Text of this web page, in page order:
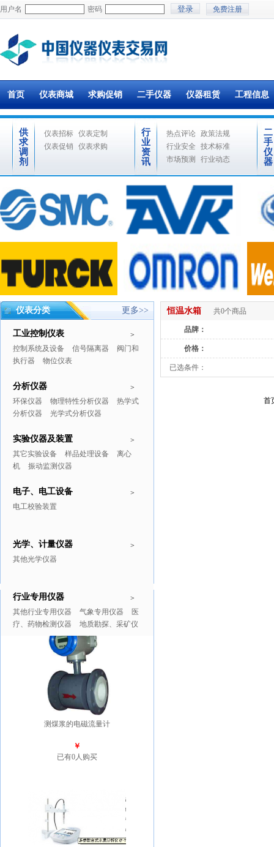
用户名 密码 免费注册
首页 仪表商城 求购促销 二手仪器 仪器租赁 工程信息
供
求
调
剂
仪表招标 仪表定制
仪表促销
仪表求购
行
业
资
讯
热点评论 政策法规
行业安全
技术标准
市场预测
行业动态
二
手
仪
器
仪表分类 更多>>
>
工业控制仪表
控制系统及设备 信号隔离器
阀门和
执行器
物位仪表
>
分析仪器
环保仪器 物理特性分析仪器
热学式
分析仪器
光学式分析仪器
>
实验仪器及装置
其它实验设备 样品处理设备
离心
机
振动监测仪器
>
电子、电工设备
电工校验装置
>
光学、计量仪器
其他光学仪器
>
行业专用仪器
其他行业专用仪器 气象专用仪器
医
疗、药物检测仪器
地质勘探、采矿仪
推广商品 更多>>
测煤浆的电磁流量计
￥
已有0人购买
恒温水箱 共0个商品
品牌：
价格：
已选条件：
首